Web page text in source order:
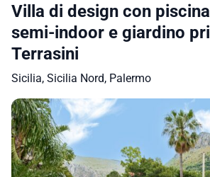
Villa di design con piscina
semi‑indoor e giardino
Terrasini
Sicilia, Sicilia Nord, Palermo